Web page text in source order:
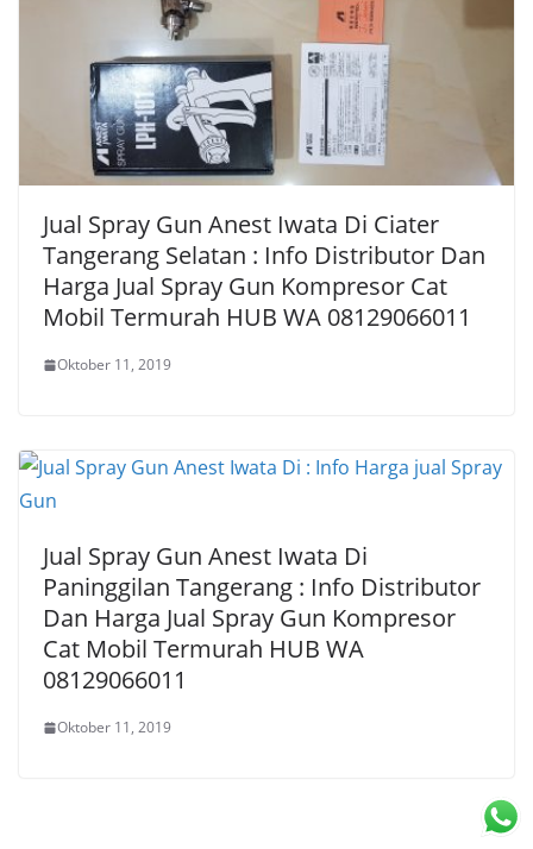
Jual Spray Gun Anest Iwata Di Ciater
Tangerang Selatan : Info Distributor Dan
Harga Jual Spray Gun Kompresor Cat
Mobil Termurah HUB WA 08129066011
Oktober 11, 2019
Jual Spray Gun Anest Iwata Di
Paninggilan Tangerang : Info Distributor
Dan Harga Jual Spray Gun Kompresor
Cat Mobil Termurah HUB WA
08129066011
Oktober 11, 2019